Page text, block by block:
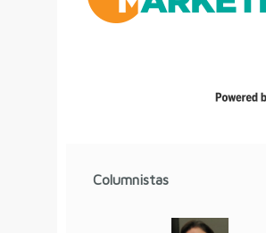
Columnistas